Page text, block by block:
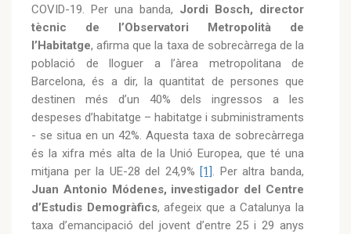
COVID-19. Per una banda, Jordi Bosch, director
tècnic de l’Observatori Metropolità de
l’Habitatge, afirma que la taxa de sobrecàrrega de la
població de lloguer a l’àrea metropolitana de
Barcelona, és a dir, la quantitat de persones que
destinen més d’un 40% dels ingressos a les
despeses d’habitatge – habitatge i subministraments
- se situa en un 42%. Aquesta taxa de sobrecàrrega
és la xifra més alta de la Unió Europea, que té una
mitjana per la UE-28 del 24,9% [1]. Per altra banda,
Juan Antonio Módenes, investigador del Centre
d’Estudis Demogràfics, afegeix que a Catalunya la
taxa d’emancipació del jovent d’entre 25 i 29 anys